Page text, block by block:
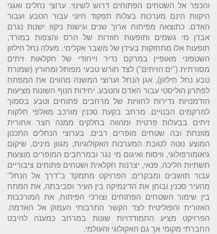
והכפר אל השטחים הפתוחים דרוש לשינוי. ערוצי נחלים ואגני
היקוות הינם מערכות בעלות תפקוד חיוני עבור הטבע ועבור
האדם. כתוצאה מפיתוח ארוך שנים וגישות ניקוז ישנות נגרם
אבדן מי גשמים ותופעות חוזרות של הרס והצפות במורד,
תופעות אלו מתחזקות בעידן של משבר אקלימי. מעלה נחל חילזון
השטפוני מאופיין במרקם נדיר וייחודי של חקלאות זיתים
מסורתית ("ים הזיתים") לצד חורש טבעי מפותל ומחורץ (שמורת
טבע נחל חילזון), אגן הנחל וערוצי המשנה מהווים את המפתח
לפתרון הוליסטי עבור האדם והטבע. יחידות הנוף השונות מציעות
הזדמנויות נדירות לחוויות של מרחבים פתוחים וטבע בסמוך
למרקמים הבנויים. מרחב בקעת סכנין מורכב מאלפי חלקות
זיתים בבעלות פרטית ומהווה בחלקים ממנה חצר אחורית
מוזנחת ובה שטחים מופרים רבים. בערוצי הנחלים התכנון
המוצע נוטה לטובת המערכות האקולוגיות, מגוון מינים, שיקום
גיאומורפולוגי, וויסות ואיגום מי נגר ובמרחבים המופרים מוצעות
תשתיות הליכה, פנאי, יצרנות חקלאית ושטחים פתוחים ציבוריים
עבור תושבים ומבקרים. הפרויקט מתמקד ב"דרך אל הנחל"
מהעיר סכנין ובוחן את הדינמיקה בין העיר וסביבתה, את המתח
בין שימור השטחים הפתוחים וצורכי הפיתוח, את המורכבות
האזורית והפוליטית לצד הקשר התרבותי העמוק אל האדמה.
הפרויקט מציע התמודדויות שונות במרחב כמענה להיבט
החברתי מקומי אך גם האקולוגי והעולמי.